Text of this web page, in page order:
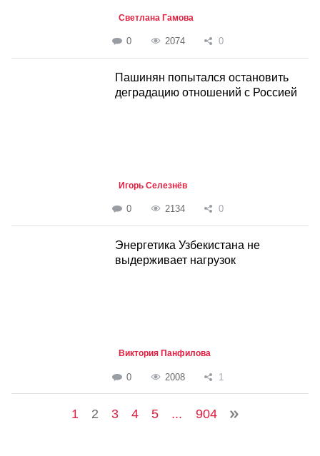
Светлана Гамова
0 2074 0
Пашинян попытался остановить
деградацию отношений с Россией
Игорь Селезнёв
0 2134 0
Энергетика Узбекистана не
выдерживает нагрузок
Виктория Панфилова
0 2008 1
1 2 3 4 5 ... 904